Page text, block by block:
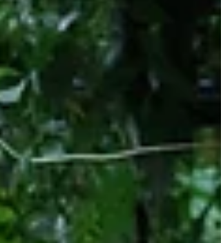
カナという主人公の性格が、まあ人によっては酷
いもんだと感じるであろうものなのだが、若かり
し頃の私とあんまり変わらないなと共感。だよ...